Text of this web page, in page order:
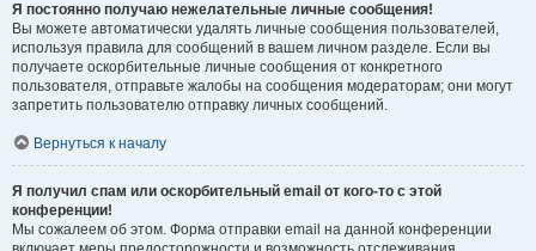
Я постоянно получаю нежелательные личные сообщения!
Вы можете автоматически удалять личные сообщения пользователей,
используя правила для сообщений в вашем личном разделе. Если вы
получаете оскорбительные личные сообщения от конкретного
пользователя, отправьте жалобы на сообщения модераторам; они могут
запретить пользователю отправку личных сообщений.
Вернуться к началу
Я получил спам или оскорбительный email от кого-то с этой
конференции!
Мы сожалеем об этом. Форма отправки email на данной конференции